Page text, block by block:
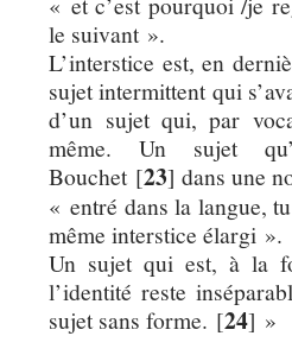
le suivant ».
L’interstice est, en
sujet intermittent qui
d’un sujet qui, par
même. Un sujet
Bouchet[23] dans une
« entré dans la langue,
même interstice élargi ».
Un sujet qui est, à la
l’identité reste
sujet sans forme. [24] »